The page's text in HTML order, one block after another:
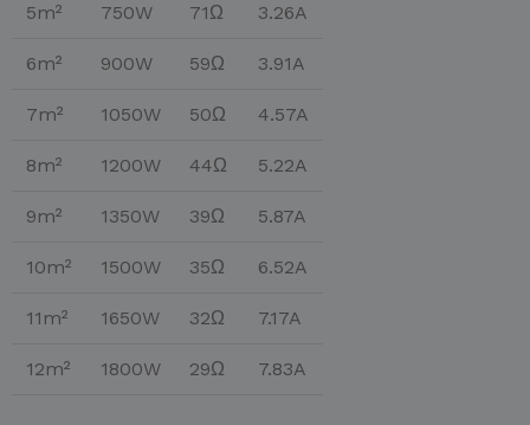
5m² 750W 71Ω 3.26A
6m² 900W 59Ω 3.91A
7m² 1050W 50Ω 4.57A
8m² 1200W 44Ω 5.22A
9m² 1350W 39Ω 5.87A
10m² 1500W 35Ω 6.52A
11m² 1650W 32Ω 7.17A
12m² 1800W 29Ω 7.83A